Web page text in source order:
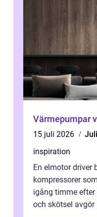
Värmepumpar
15 juli 2026
inspiration
En elmotor driver
kompressorer
igång timme
och skötsel